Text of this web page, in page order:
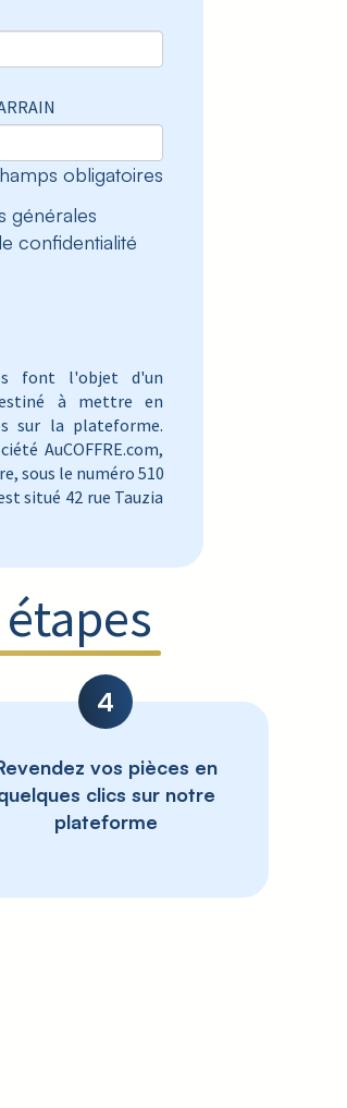
obligatoires
générales
confidentialité
font l'objet d'un
à mettre en
sur la plateforme.
AuCOFFRE.com,
sous le numéro 510
situé 42 rue Tauzia
4
vos pièces en
clics sur notre
plateforme